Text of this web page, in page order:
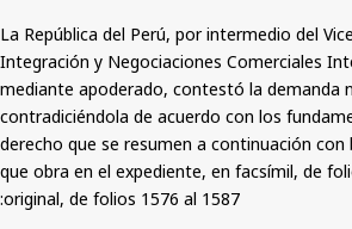
La República del Perú, por intermedio del
Integración y Negociaciones Comerciales
mediante apoderado, contestó la demanda
contradiciéndola de acuerdo con los
derecho que se resumen a continuación con
que obra en el expediente, en facsímil, de
original, de folios 1576 al 1587: